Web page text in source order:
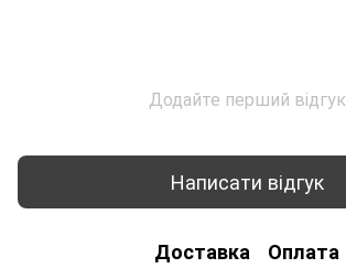
Додайте перший відгук
Написати відгук
Доставка Оплата